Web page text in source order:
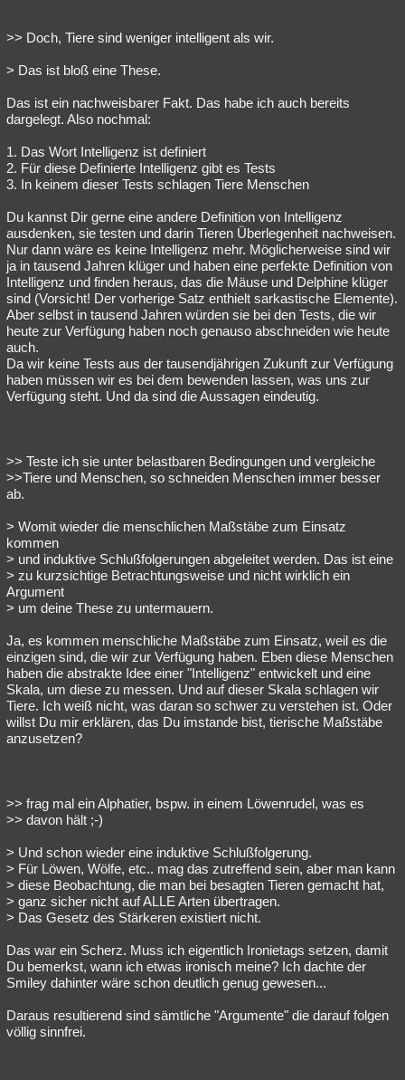
>> Doch, Tiere sind weniger intelligent als wir.
> Das ist bloß eine These.
Das ist ein nachweisbarer Fakt. Das habe ich auch bereits
dargelegt. Also nochmal:
1. Das Wort Intelligenz ist definiert
2. Für diese Definierte Intelligenz gibt es Tests
3. In keinem dieser Tests schlagen Tiere Menschen
Du kannst Dir gerne eine andere Definition von Intelligenz
ausdenken, sie testen und darin Tieren Überlegenheit nachweisen.
Nur dann wäre es keine Intelligenz mehr. Möglicherweise sind wir
ja in tausend Jahren klüger und haben eine perfekte Definition von
Intelligenz und finden heraus, das die Mäuse und Delphine klüger
sind (Vorsicht! Der vorherige Satz enthielt sarkastische Elemente).
Aber selbst in tausend Jahren würden sie bei den Tests, die wir
heute zur Verfügung haben noch genauso abschneiden wie heute
auch.
Da wir keine Tests aus der tausendjährigen Zukunft zur Verfügung
haben müssen wir es bei dem bewenden lassen, was uns zur
Verfügung steht. Und da sind die Aussagen eindeutig.
>> Teste ich sie unter belastbaren Bedingungen und vergleiche
>>Tiere und Menschen, so schneiden Menschen immer besser
ab.
> Womit wieder die menschlichen Maßstäbe zum Einsatz
kommen
> und induktive Schlußfolgerungen abgeleitet werden. Das ist eine
> zu kurzsichtige Betrachtungsweise und nicht wirklich ein
Argument
> um deine These zu untermauern.
Ja, es kommen menschliche Maßstäbe zum Einsatz, weil es die
einzigen sind, die wir zur Verfügung haben. Eben diese Menschen
haben die abstrakte Idee einer "Intelligenz" entwickelt und eine
Skala, um diese zu messen. Und auf dieser Skala schlagen wir
Tiere. Ich weiß nicht, was daran so schwer zu verstehen ist. Oder
willst Du mir erklären, das Du imstande bist, tierische Maßstäbe
anzusetzen?
>> frag mal ein Alphatier, bspw. in einem Löwenrudel, was es
>> davon hält ;-)
> Und schon wieder eine induktive Schlußfolgerung.
> Für Löwen, Wölfe, etc.. mag das zutreffend sein, aber man kann
> diese Beobachtung, die man bei besagten Tieren gemacht hat,
> ganz sicher nicht auf ALLE Arten übertragen.
> Das Gesetz des Stärkeren existiert nicht.
Das war ein Scherz. Muss ich eigentlich Ironietags setzen, damit
Du bemerkst, wann ich etwas ironisch meine? Ich dachte der
Smiley dahinter wäre schon deutlich genug gewesen...
Daraus resultierend sind sämtliche "Argumente" die darauf folgen
völlig sinnfrei.